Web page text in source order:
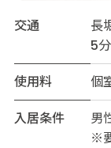
交通
長
5分
使用料
個
入居条件
男
※